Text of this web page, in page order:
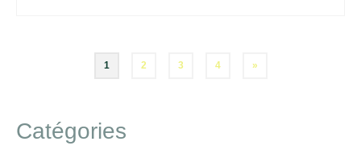
Pagination
publications
1 2 3 4 »
Catégories